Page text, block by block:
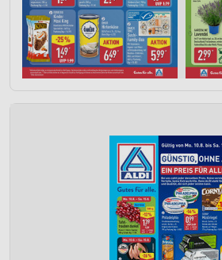
Verwendung reduzierter Daten zur
Werbeanzeigen
Erstellung von Profilen für
Werbung
Erstellung von Profilen zur
Verwendung von Profilen zur Auswahl
personalisierter Inhalte
Messung der Werbeleistung